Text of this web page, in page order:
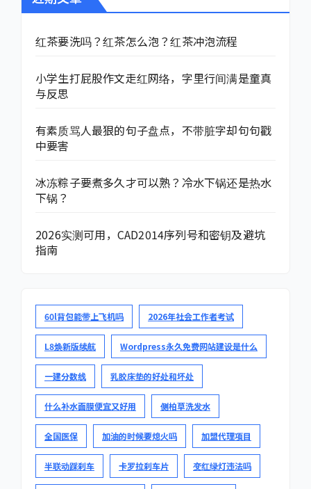
红茶要洗吗？红茶怎么泡？红茶冲泡流程
小学生打屁股作文走红网络，字里行间满是童真
与反思
有素质骂人最狠的句子盘点，不带脏字却句句戳
中要害
冰冻粽子要煮多久才可以熟？冷水下锅还是热水
下锅？
2026实测可用，CAD2014序列号和密钥及避坑
指南
60l背包能带上飞机吗 2026年社会工作者考试
L8焕新版续航 Wordpress永久免费网站建设是什么
一建分数线 乳胶床垫的好处和坏处
什么补水面膜便宜又好用 侧柏草洗发水
全国医保 加油的时候要熄火吗 加盟代理项目
半联动踩刹车 卡罗拉刹车片 变红绿灯违法吗